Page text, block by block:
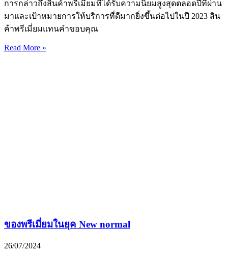
การกล่าวถึงสินค้าพรีเมี่ยมที่ได้รับความนิยมสูงสุดตลอดปีที่ผ่าน
มาและเป้าหมายการให้บริการที่ดีมากยิ่งขึ้นต่อไปในปี 2023 สิน
ค้าพรีเมี่ยมแทนคำขอบคุณ
Read More »
ของพรีเมี่ยมในยุค New normal
26/07/2024